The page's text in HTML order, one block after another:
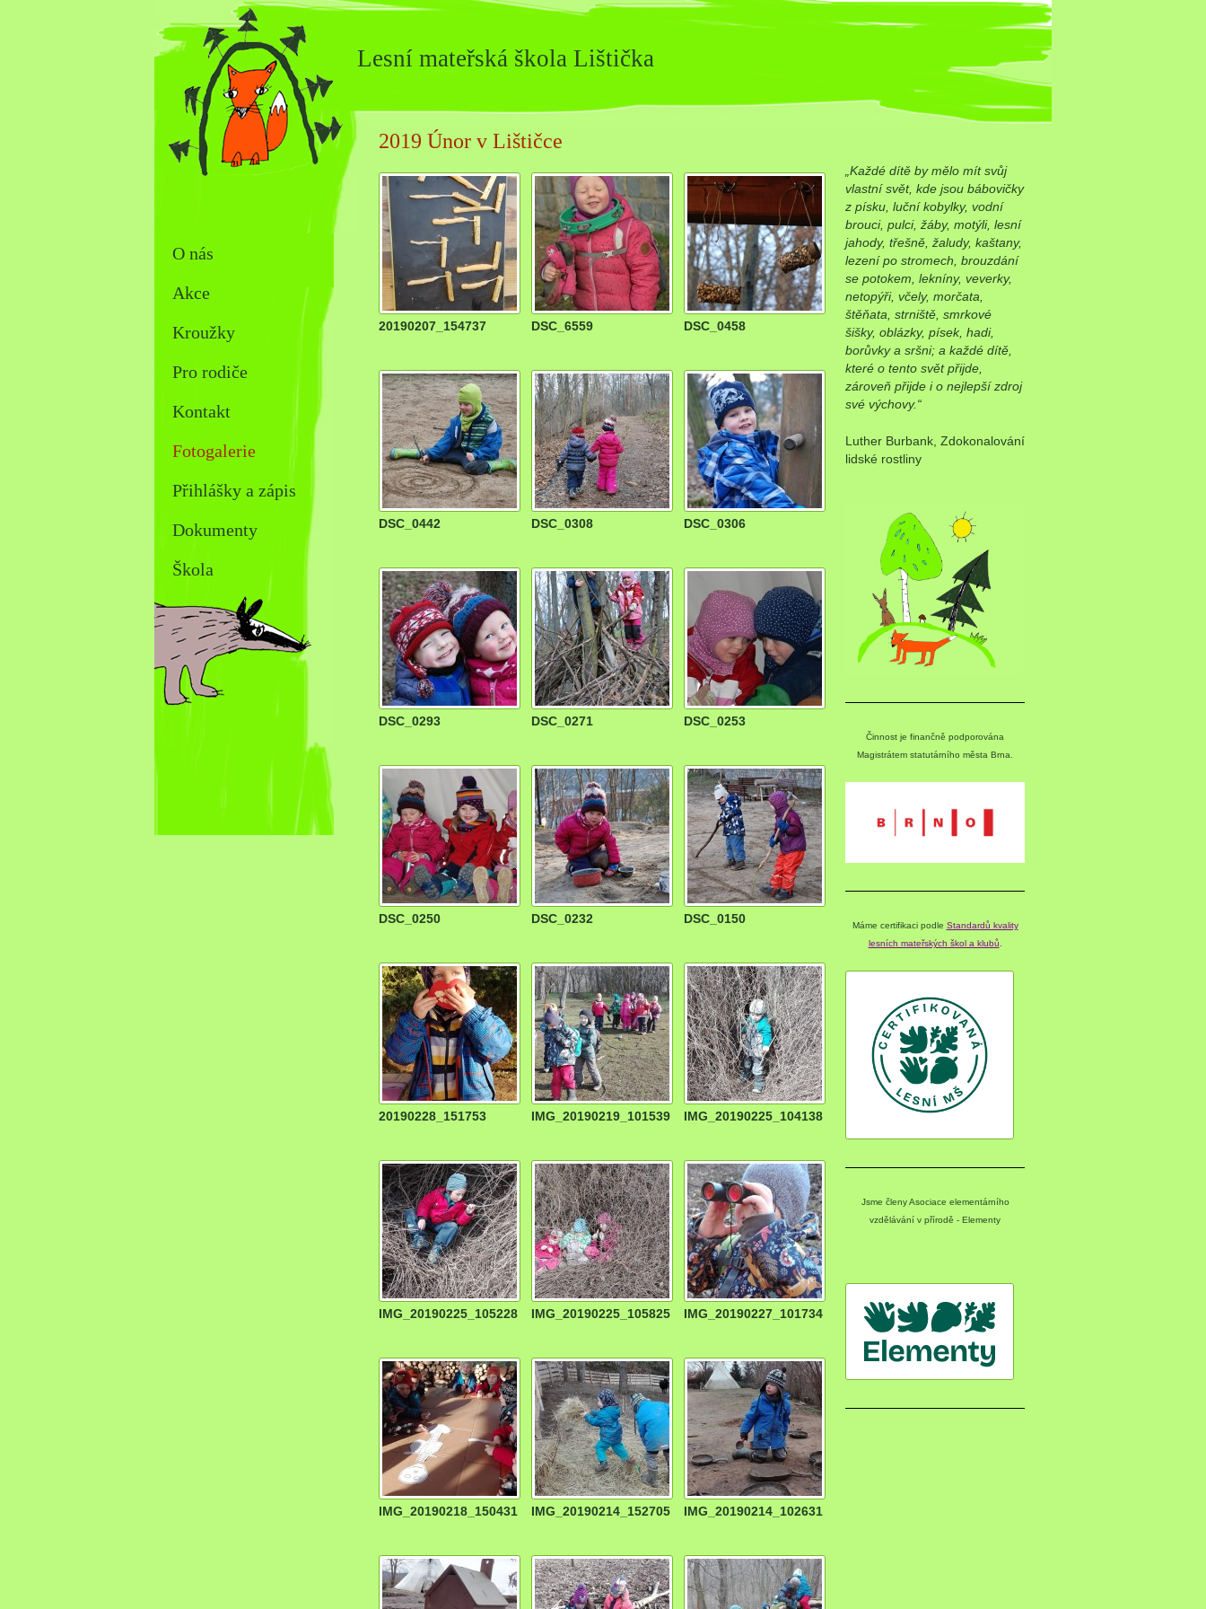
2019 Únor v Lištičce
20190207_154737 DSC_6559 DSC_0458
DSC_0442 DSC_0308 DSC_0306
DSC_0293 DSC_0271 DSC_0253
DSC_0250 DSC_0232 DSC_0150
20190228_151753 IMG_20190219_101539 IMG_20190225_104138
IMG_20190225_105228 IMG_20190225_105825 IMG_20190227_101734
IMG_20190218_150431 IMG_20190214_152705 IMG_20190214_102631
„Každé dítě by mělo mít svůj
vlastní svět, kde jsou bábovičky
z písku, luční kobylky, vodní
brouci, pulci, žáby, motýli, lesní
jahody, třešně, žaludy, kaštany,
lezení po stromech, brouzdání
se potokem, lekníny, veverky,
netopýři, včely, morčata,
štěňata, strniště, smrkové
šišky, oblázky, písek, hadi,
borůvky a sršni; a každé dítě,
které o tento svět přijde,
zároveň přijde i o nejlepší zdroj
své výchovy.“
Luther Burbank, Zdokonalování
lidské rostliny
Činnost je finančně podporována
Magistrátem statutárního města Brna.
Máme certifikaci podle Standardů kvality
lesních mateřských škol a klubů
Jsme členy Asociace elementárního
vzdělávání v přírodě - Elementy
Lesní mateřská škola Lištička
O nás
Akce
Kroužky
Pro rodiče
Kontakt
Fotogalerie
Přihlášky a zápis
Dokumenty
Škola